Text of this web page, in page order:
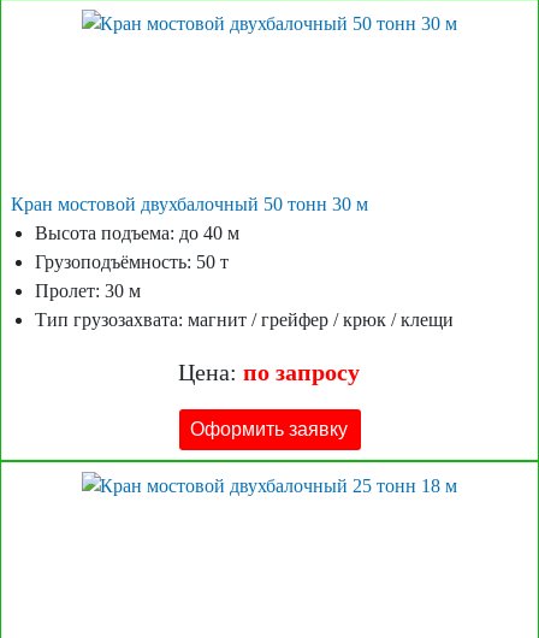
Кран мостовой двухбалочный 50 тонн 30 м
Высота подъема: до 40 м
Грузоподъёмность: 50 т
Пролет: 30 м
Тип грузозахвата: магнит / грейфер / крюк / клещи
Цена:по запросу
Оформить заявку